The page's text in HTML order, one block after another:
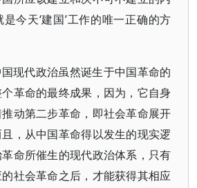
今天‘建国’工作的唯一正确的方
现代政治虽然诞生于中国革命的
革命的最终成果，因为，它自身
动第二步革命，即社会革命展开
，从中国革命得以发生的现实逻
命所催生的现代政治体系，只有
社会革命之后，才能获得其相应